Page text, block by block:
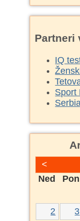
Partneri
IQ
Sport
<
Ned
Pon
2
3